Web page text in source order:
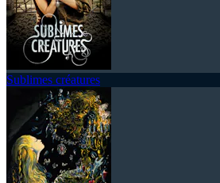
Sublimes créatures